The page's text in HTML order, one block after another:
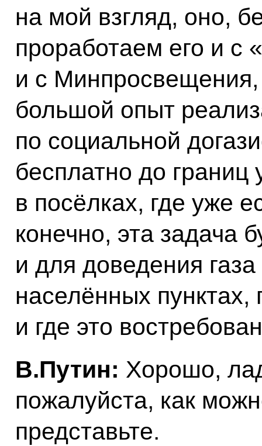
на мой взгляд, оно,
проработаем его и с
и с Минпросвещения,
большой опыт
по социальной
бесплатно до
в посёлках, где уже
конечно, эта задача
и для доведения
населённых пунктах,
и где это
В.Путин: Хорошо,
пожалуйста, как
представьте.